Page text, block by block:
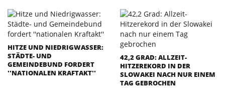
HITZE UND NIEDRIGWASSER:
STÄDTE- UND
GEMEINDEBUND FORDERT
''NATIONALEN KRAFTAKT''
42,2 GRAD: ALLZEIT-
HITZEREKORD IN DER
SLOWAKEI NACH NUR EINEM
TAG GEBROCHEN